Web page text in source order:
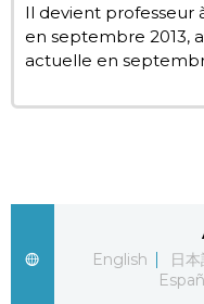
Il devient professeur
en septembre 2013,
actuelle en
English
日本